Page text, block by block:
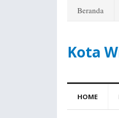
Beranda
Kota
HOME